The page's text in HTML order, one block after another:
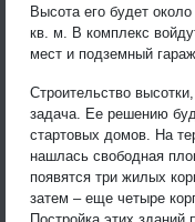
Высота его будет
кв. м. В комплекс
мест и подземный
Строительство
задача. Ее решению
стартовых домов. На
нашлась свободная
появятся три жилых
затем – еще четыре